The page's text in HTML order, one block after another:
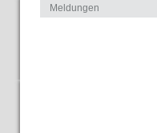
Meldungen